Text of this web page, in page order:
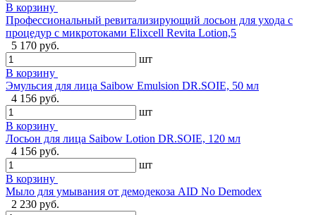
В корзину
Профессиональный ревитализирующий лосьон для ухода с
процедур с микротоками Elixcell Revita Lotion,5
5 170 руб.
шт
В корзину
Эмульсия для лица Saibow Emulsion DR.SOIE, 50 мл
4 156 руб.
шт
В корзину
Лосьон для лица Saibow Lotion DR.SOIE, 120 мл
4 156 руб.
шт
В корзину
Мыло для умывания от демодекоза AID No Demodex
2 230 руб.